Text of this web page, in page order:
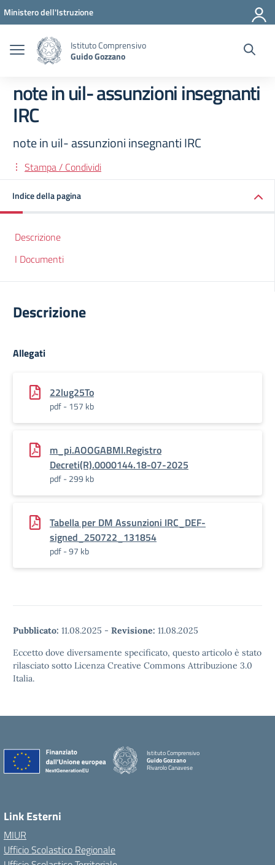
Vai ai contenuti
Vai al menu di navigazione
Vai al footer
Ministero dell'Istruzione
Istituto Comprensivo
Guido Gozzano
note in uil- assunzioni insegnanti
IRC
note in uil- assunzioni insegnanti IRC
Stampa / Condividi
Indice della pagina
Descrizione
I Documenti
Descrizione
Allegati
22lug25To
pdf - 157 kb
m_pi.AOOGABMI.Registro
Decreti(R).0000144.18-07-2025
pdf - 299 kb
Tabella per DM Assunzioni IRC_DEF-
signed_250722_131854
pdf - 97 kb
Pubblicato: 11.08.2025 - Revisione: 11.08.2025
Eccetto dove diversamente specificato, questo articolo è stato
rilasciato sotto Licenza Creative Commons Attribuzione 3.0
Italia.
Istituto Comprensivo
Guido Gozzano
Rivarolo Canavese
Link Esterni
MIUR
Ufficio Scolastico Regionale